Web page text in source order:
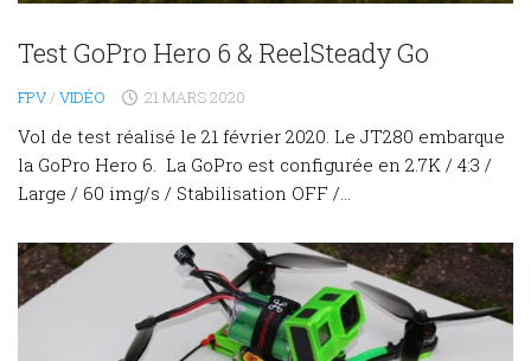
Test GoPro Hero 6 & ReelSteady Go
FPV/VIDÉO 21 MARS 2020
Vol de test réalisé le 21 février 2020. Le JT280 embarque
la GoPro Hero 6. La GoPro est configurée en 2.7K / 4:3 /
Large / 60 img/s / Stabilisation OFF /...